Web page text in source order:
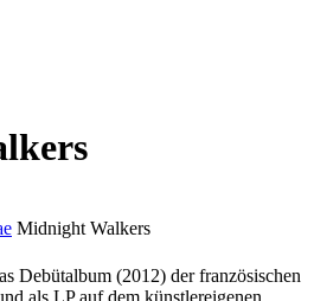
Midnight Walkers
Debütalbum (2012) der französischen
als LP auf dem künstlereigenen